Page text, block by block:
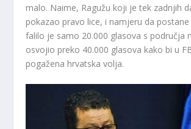
malo. Naime, Ragužu koji je tek zadnjih
pokazao pravo lice, i namjeru da
falilo je samo 20.000 glasova s područja
osvojio preko 40.000 glasova kako bi u
pogažena hrvatska volja.